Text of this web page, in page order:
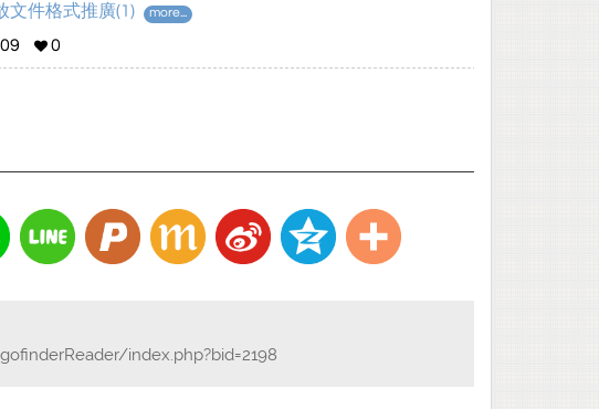
Impress簡報製作2小時
elearning.taipei/elearn/courseinfo/index.php?courseid=1657
Writer文書排版特殊運用 2 小時
文件格式推廣(1)
more...
0
index.php?bid=2198